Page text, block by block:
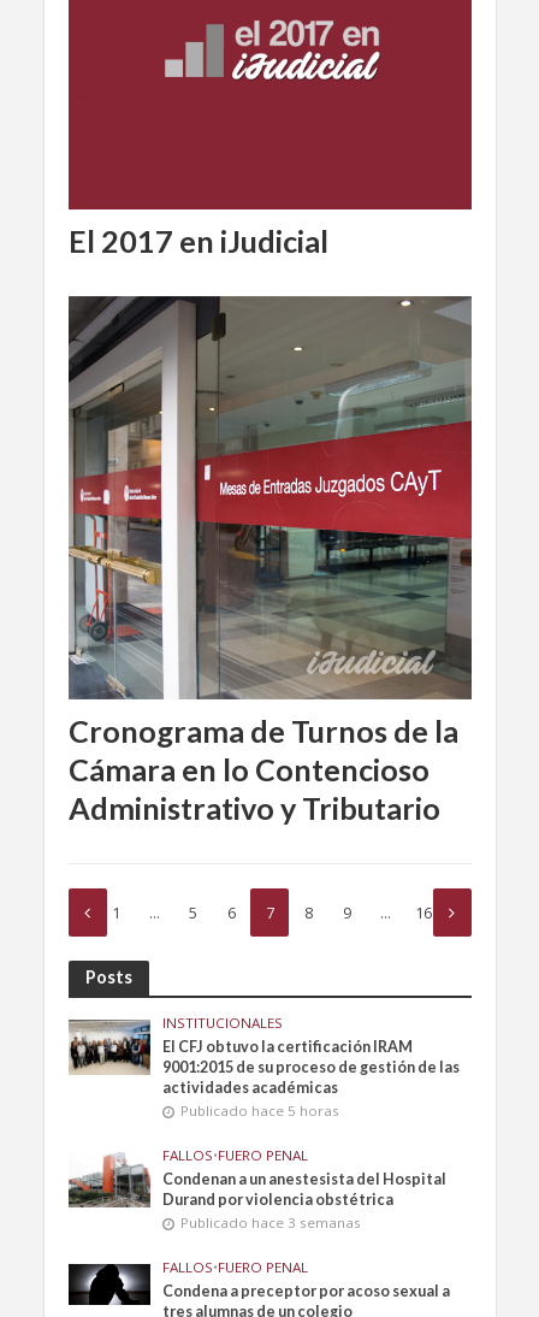
El 2017 en iJudicial
Cronograma de Turnos de la
Cámara en lo Contencioso
Administrativo y Tributario
1 … 5 6 7 8 9 … 16
Posts
INSTITUCIONALES
El CFJ obtuvo la certificación IRAM
9001:2015 de su proceso de gestión de las
actividades académicas
Publicado hace 5 horas
FALLOS•FUERO PENAL
Condenan a un anestesista del Hospital
Durand por violencia obstétrica
Publicado hace 3 semanas
FALLOS•FUERO PENAL
Condena a preceptor por acoso sexual a
tres alumnas de un colegio